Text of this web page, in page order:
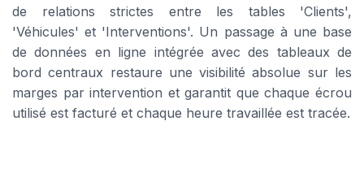
de relations strictes entre les tables 'Clients',
'Véhicules' et 'Interventions'. Un passage à une base
de données en ligne intégrée avec des tableaux de
bord centraux restaure une visibilité absolue sur les
marges par intervention et garantit que chaque écrou
utilisé est facturé et chaque heure travaillée est tracée.